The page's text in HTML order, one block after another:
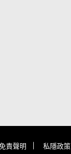
責聲明 私隱政策